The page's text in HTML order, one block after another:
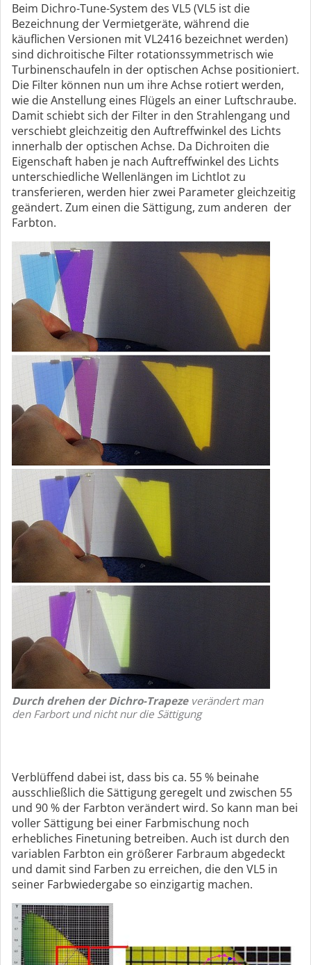
Beim Dichro-Tune-System des VL5 (VL5 ist die
Bezeichnung der Vermietgeräte, während die
käuflichen Versionen mit VL2416 bezeichnet werden)
sind dichroitische Filter rotationssymmetrisch wie
Turbinenschaufeln in der optischen Achse positioniert.
Die Filter können nun um ihre Achse rotiert werden,
wie die Anstellung eines Flügels an einer Luftschraube.
Damit schiebt sich der Filter in den Strahlengang und
verschiebt gleichzeitig den Auftreffwinkel des Lichts
innerhalb der optischen Achse. Da Dichroiten die
Eigenschaft haben je nach Auftreffwinkel des Lichts
unterschiedliche Wellenlängen im Lichtlot zu
transferieren, werden hier zwei Parameter gleichzeitig
geändert. Zum einen die Sättigung, zum anderen der
Farbton.
Durch drehen der Dichro-Trapeze verändert man
den Farbort und nicht nur die Sättigung
Verblüffend dabei ist, dass bis ca. 55 % beinahe
ausschließlich die Sättigung geregelt und zwischen 55
und 90 % der Farbton verändert wird. So kann man bei
voller Sättigung bei einer Farbmischung noch
erhebliches Finetuning betreiben. Auch ist durch den
variablen Farbton ein größerer Farbraum abgedeckt
und damit sind Farben zu erreichen, die den VL5 in
seiner Farbwiedergabe so einzigartig machen.